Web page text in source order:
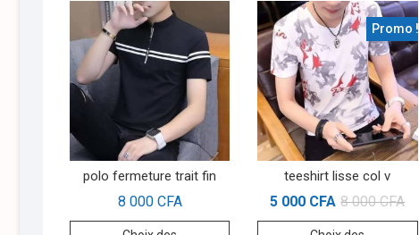
polo fermeture trait fin
8 000 CFA
Promo !
teeshirt lisse col v
8 000CFA
5 000 CFA